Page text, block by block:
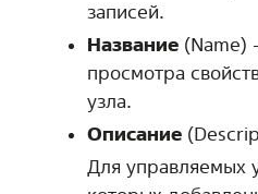
записей.
Название (Name)
просмотра
узла.
Описание
Для управляемых